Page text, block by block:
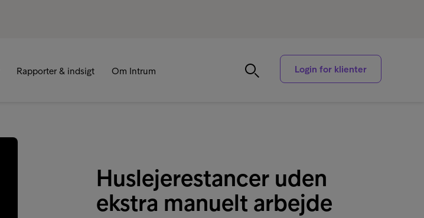
Rapporter & indsigt Om Intrum Login for klienter
Huslejerestancer uden
ekstra manuelt arbejde